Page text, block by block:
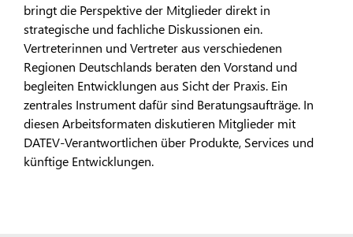
bringt die Perspektive der Mitglieder direkt in
strategische und fachliche Diskussionen ein.
Vertreterinnen und Vertreter aus verschiedenen
Regionen Deutschlands beraten den Vorstand und
begleiten Entwicklungen aus Sicht der Praxis. Ein
zentrales Instrument dafür sind Beratungsaufträge. In
diesen Arbeitsformaten diskutieren Mitglieder mit
DATEV-Verantwortlichen über Produkte, Services und
künftige Entwicklungen.